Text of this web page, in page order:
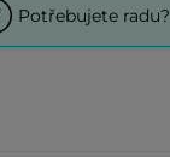
Potřebujete radu?